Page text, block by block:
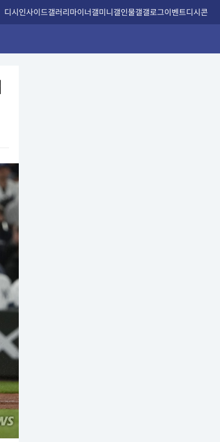
디시인사이드갤러리마이너갤미니갤인물갤갤로그이벤트디시콘